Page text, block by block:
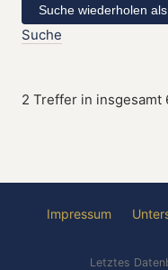
Suche
2 Treffer in insgesamt
Impressum
Letztes